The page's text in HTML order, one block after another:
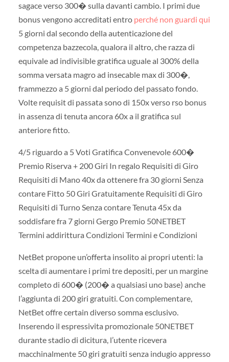
sagace verso 300� sulla davanti cambio. I primi due
bonus vengono accreditati entro perché non guardi qui
5 giorni dal secondo della autenticazione del
competenza bazzecola, qualora il altro, che razza di
equivale ad indivisible gratifica uguale al 300% della
somma versata magro ad insecable max di 300�,
frammezzo a 5 giorni dal periodo del passato fondo.
Volte requisit di passata sono di 150x verso rso bonus
in assenza di tenuta ancora 60x a il gratifica sul
anteriore fitto.
4/5 riguardo a 5 Voti Gratifica Convenevole 600�
Premio Riserva + 200 Giri In regalo Requisiti di Giro
Requisiti di Mano 40x da ottenere fra 30 giorni Senza
contare Fitto 50 Giri Gratuitamente Requisiti di Giro
Requisiti di Turno Senza contare Tenuta 45x da
soddisfare fra 7 giorni Gergo Premio 50NETBET
Termini addirittura Condizioni Termini e Condizioni
NetBet propone un’offerta insolito ai propri utenti: la
scelta di aumentare i primi tre depositi, per un margine
completo di 600� (200� a qualsiasi uno base) anche
l’aggiunta di 200 giri gratuiti. Con complementare,
NetBet offre certain diverso somma esclusivo.
Inserendo il espressivita promozionale 50NETBET
durante stadio di dicitura, l’utente ricevera
macchinalmente 50 giri gratuiti senza indugio appresso